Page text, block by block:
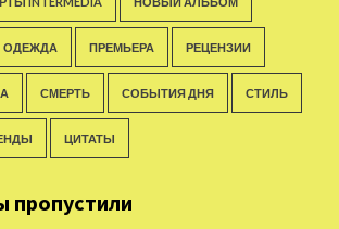
ОДЕЖДА ПРЕМЬЕРА РЕЦЕНЗИИ
СМЕРТЬ СОБЫТИЯ ДНЯ СТИЛЬ
ЦИТАТЫ
пропустили